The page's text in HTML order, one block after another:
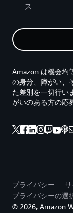
ス
Amazon は機会均
の身分、障がい、
た差別を一切行い
がいのある方の応
プライバシー
プライバシーの選
© 2026, Amazon